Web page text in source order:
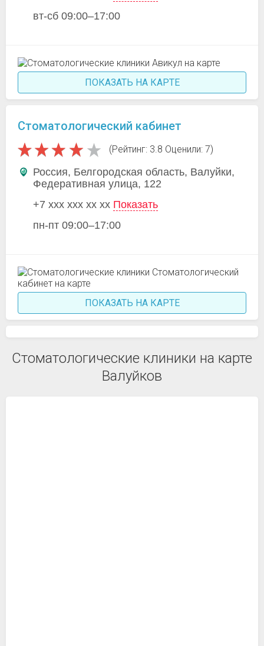
вт-сб 09:00–17:00
ПОКАЗАТЬ НА КАРТЕ
Стоматологический кабинет
(Рейтинг: 3.8 Оценили: 7)
Россия, Белгородская область, Валуйки,
Федеративная улица, 122
+7 xxx xxx xx xx Показать
пн-пт 09:00–17:00
ПОКАЗАТЬ НА КАРТЕ
Стоматологические клиники на карте
Валуйков